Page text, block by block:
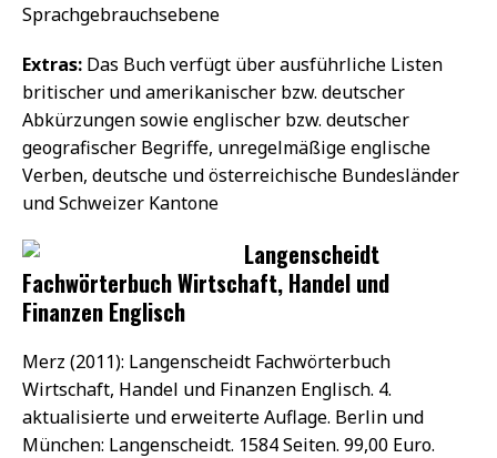
Sprachgebrauchsebene
Extras: Das Buch verfügt über ausführliche Listen
britischer und amerikanischer bzw. deutscher
Abkürzungen sowie englischer bzw. deutscher
geografischer Begriffe, unregelmäßige englische
Verben, deutsche und österreichische Bundesländer
und Schweizer Kantone
Langenscheidt
Fachwörterbuch Wirtschaft, Handel und
Finanzen Englisch
Merz (2011): Langenscheidt Fachwörterbuch
Wirtschaft, Handel und Finanzen Englisch. 4.
aktualisierte und erweiterte Auflage. Berlin und
München: Langenscheidt. 1584 Seiten. 99,00 Euro.